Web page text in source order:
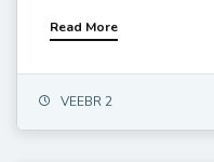
Read More
VEEBR 2